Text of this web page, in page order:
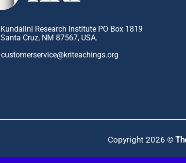
Kundalini Research Institute PO Box 1819
Santa Cruz, NM 87567, USA.
customerservice@kriteachings.org
Copyright 2026 ©